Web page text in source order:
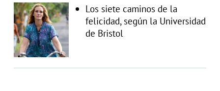
Los siete caminos de la
felicidad, según la Universidad
de Bristol